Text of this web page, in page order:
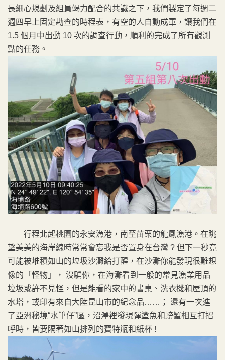
長細心規劃及組員竭力配合的共識之下，我們製定了每週二
週四早上固定勘查的時程表，有空的人自動成軍，讓我們在
1.5 個月中出動 10 次的調查行動，順利的完成了所有觀測
點的任務。
行程北起桃園的永安漁港，南至苗栗的龍鳳漁港。在眺
望美美的海岸線時常常會忘我是否置身在台灣 ? 但下一秒竟
可能被堆積如山的垃圾沙灘給打醒，在沙灘你能發現很難想
像的「怪物」， 沒騙你，在海灘看到一般的常見漁業用品
垃圾或許不見怪，但是能看的家中的書桌、洗衣機和屋頂的
水塔，或印有來自大陸昆山市的紀念品……； 還有一次進
了亞洲秘境“水筆仔”區，沼澤裡發現彈塗魚和螃蟹相互打招
呼時，皆要隔著如山排列的寶特瓶和紙杯 !